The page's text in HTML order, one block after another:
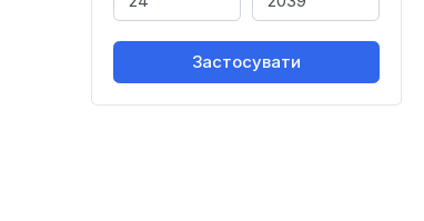
Застосувати